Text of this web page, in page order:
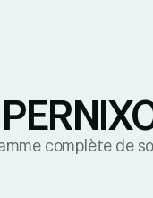
complète de